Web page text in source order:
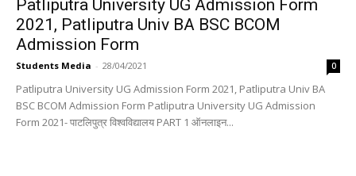
Patliputra University UG Admission Form
2021, Patliputra Univ BA BSC BCOM
Admission Form
Students Media - 28/04/2021 0
Patliputra University UG Admission Form 2021, Patliputra Univ BA
BSC BCOM Admission Form Patliputra University UG Admission
Form 2021- पाटलिपुत्र विश्वविद्यालय PART 1 ऑनलाइन...